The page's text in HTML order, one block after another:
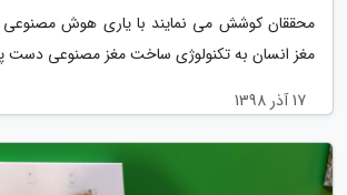
محققان کوشش می نمایند با یاری هوش مصنوعی
مغز انسان به تکنولوژی ساخت مغز مصنوعی دست
17 آذر 1398